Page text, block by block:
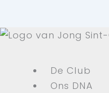
De Club
Ons DNA